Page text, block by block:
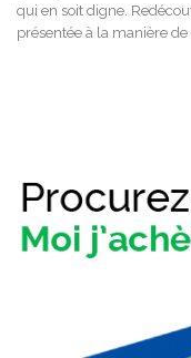
qui en soit digne.
présentée à la manière de